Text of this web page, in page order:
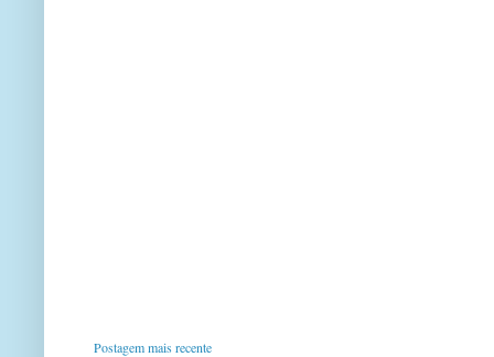
Postagem mais recente